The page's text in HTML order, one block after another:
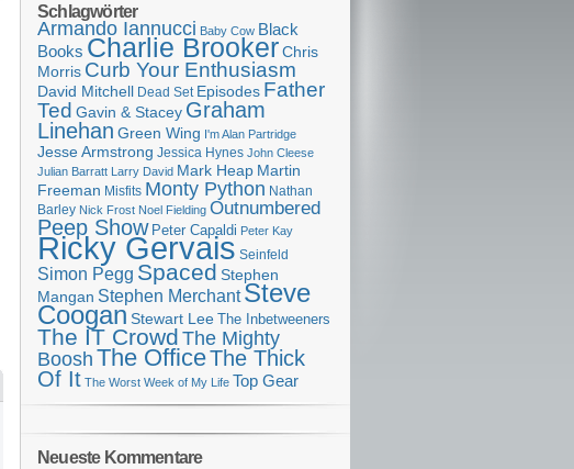
Schlagwörter
Armando Iannucci Baby Cow Black
Books Charlie BrookerChris
Morris Curb Your Enthusiasm
David Mitchell Dead Set Episodes Father
Ted Gavin & Stacey Graham
Linehan Green Wing I'm Alan Partridge
Jesse Armstrong Jessica Hynes John Cleese
Julian Barratt Larry David Mark Heap Martin
Freeman Misfits Monty Python Nathan
Barley Nick Frost Noel Fielding Outnumbered
Peep Show Peter Capaldi Peter Kay
Ricky Gervais Seinfeld
Simon Pegg Spaced Stephen
Mangan Stephen Merchant Steve
CooganStewart Lee The Inbetweeners
The IT Crowd The Mighty
Boosh The OfficeThe Thick
Of It The Worst Week of My Life Top Gear
Neueste Kommentare